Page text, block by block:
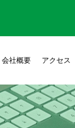
会社概要 アクセス